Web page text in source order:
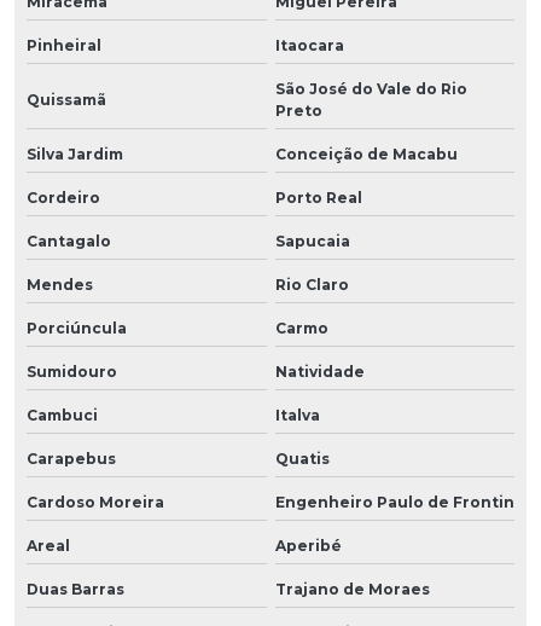
Pinheiral Itaocara
Quissamã
São José do Vale do Rio
Preto
Silva Jardim Conceição de Macabu
Cordeiro Porto Real
Cantagalo Sapucaia
Mendes Rio Claro
Porciúncula Carmo
Sumidouro Natividade
Cambuci Italva
Carapebus Quatis
Cardoso Moreira Engenheiro Paulo de Frontin
Areal Aperibé
Duas Barras Trajano de Moraes